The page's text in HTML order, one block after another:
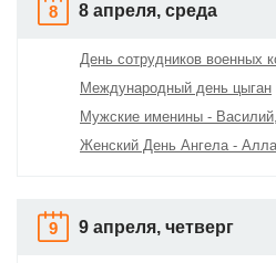
8 8 апреля, среда
День сотрудников военных
Международный день цыган
Мужские именины -
Женский День Ангела -
9 9 апреля, четверг